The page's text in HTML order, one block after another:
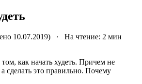
10.07.2019) · На чтение: 2 мин
как начать худеть. Причем не
а сделать это правильно. Почему